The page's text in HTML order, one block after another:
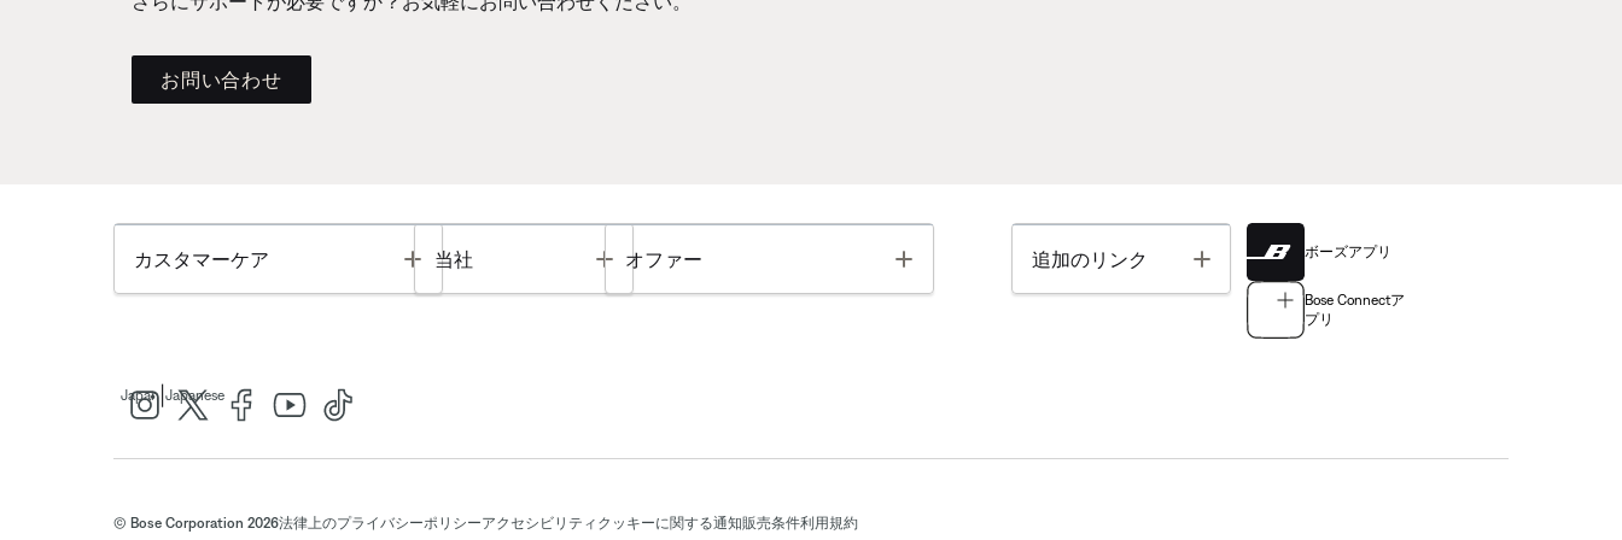
お問い合わせ
カスタマーケア Toggle
当社 Toggle
オファー Toggle 追加のリンク Toggle ボーズアプリ
Bose Connectア
プリ
Japan Japanese
© Bose Corporation 2026法律上のプライバシーポリシーアクセシビリティ クッキーに関する通知販売条件利用規約